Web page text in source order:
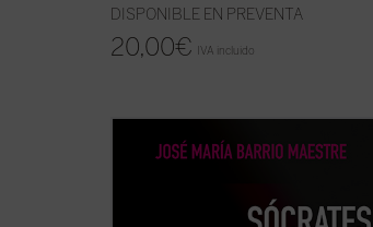
DISPONIBLE EN PREVENTA
20,00€ IVA incluido
Frente a la tecnificación del aprendizaje y
palabra y la reflexión como motores